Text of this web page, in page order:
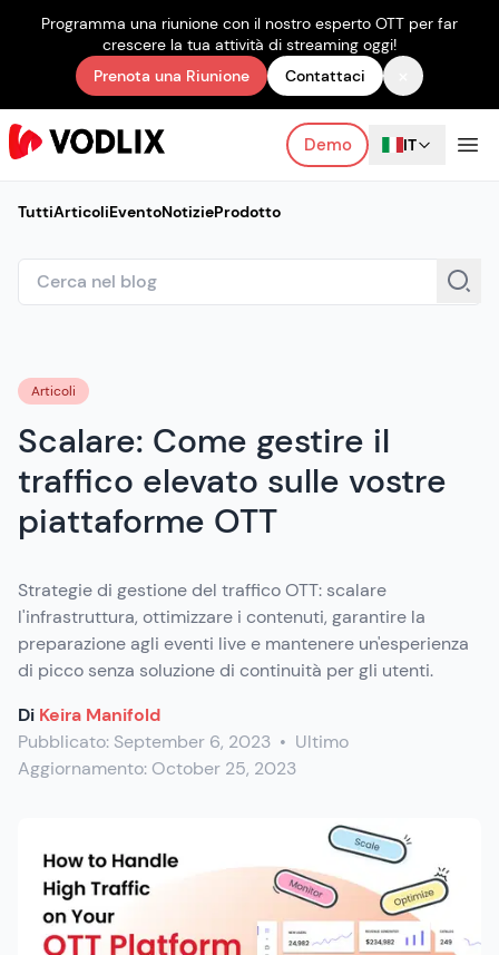
Programma una riunione con il nostro esperto OTT per far
crescere la tua attività di streaming oggi!
Prenota una Riunione
Contattaci
Demo IT
TuttiArticoliEventoNotizieProdotto
Articoli
Scalare: Come gestire il
traffico elevato sulle vostre
piattaforme OTT
Strategie di gestione del traffico OTT: scalare
l'infrastruttura, ottimizzare i contenuti, garantire la
preparazione agli eventi live e mantenere un'esperienza
di picco senza soluzione di continuità per gli utenti.
Di Keira Manifold
Pubblicato: September 6, 2023 • Ultimo
Aggiornamento: October 25, 2023